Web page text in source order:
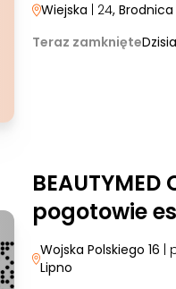
Wiejska | 24, Brodnica
Teraz zamknięte
pogotowie
Wojska Polskiego 16 |
Lipno